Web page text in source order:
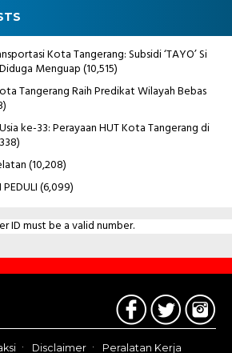
Kota Tangerang: Subsidi ‘TAYO’ Si
Menguap(10,515)
Tangerang Raih Predikat Wilayah Bebas
ke-33: Perayaan HUT Kota Tangerang di
(10,208)
(6,099)
ID must be a valid number.
Disclaimer Peralatan Kerja